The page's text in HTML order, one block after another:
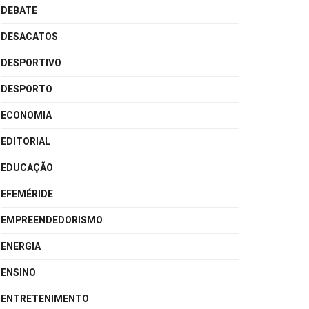
DEBATE
DESACATOS
DESPORTIVO
DESPORTO
ECONOMIA
EDITORIAL
EDUCAÇÃO
EFEMÉRIDE
EMPREENDEDORISMO
ENERGIA
ENSINO
ENTRETENIMENTO